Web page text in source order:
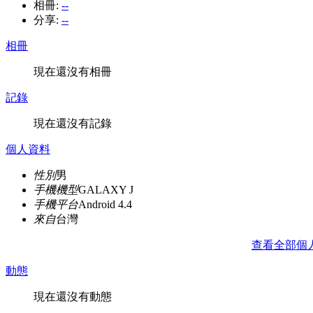
相冊: --
分享: --
相冊
現在還沒有相冊
記錄
現在還沒有記錄
個人資料
性別男
手機機型GALAXY J
手機平台Android 4.4
來自台灣
查看全部個
動態
現在還沒有動態